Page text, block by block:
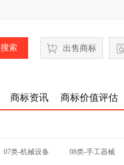
搜索 出售商标
商标资讯 商标价值评估
07类-机械设备 08类-手工器械